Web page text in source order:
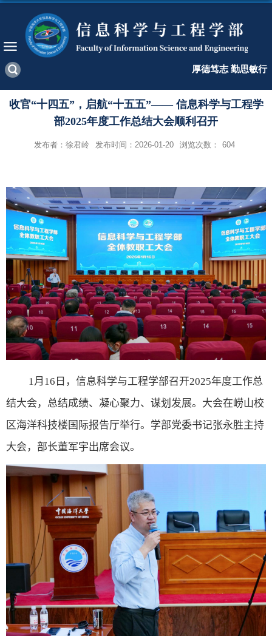
厚德笃志 勤思敏行
收官“十四五”，启航“十五五”—— 信息科学与工程学
部2025年度工作总结大会顺利召开
发布者：徐君岭 发布时间：2026-01-20 浏览次数： 604
1月 16 日，信息科学与工程学部召开2025年度工作总
结大会，总结成绩、凝心聚力、谋划发展。大会在崂山校
区海洋科技楼国际报告厅举行。 学部党委书记张永胜主持
大会 ， 部长董军宇出席会议。